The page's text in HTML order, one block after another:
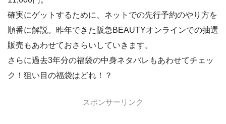
確実にゲットするために、ネットでの先行予約のやり方を
順番に解説。昨年できた阪急BEAUTYオンラインでの抽選
販売もあわせておさらいしていきます。
さらに過去3年分の福袋の中身ネタバレもあわせてチェッ
ク！狙い目の福袋はどれ！？
スポンサーリンク